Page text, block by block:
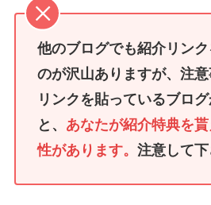
他のブログでも紹介リン
のが沢山ありますが、注
リンクを貼っているブロ
と、 あなたが紹介特典を
性があります。 注意して